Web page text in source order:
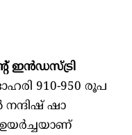
ഇന്‍ഡസ്ട്രി
910-950 രൂപ
നന്ദിഷ് ഷാ
ഉയര്‍ച്ചയാണ്